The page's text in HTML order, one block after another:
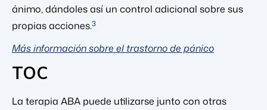
ánimo, dándoles así un control adicional sobre sus
propias acciones.3
Más información sobre el trastorno de pánico
TOC
La terapia ABA puede utilizarse junto con otras